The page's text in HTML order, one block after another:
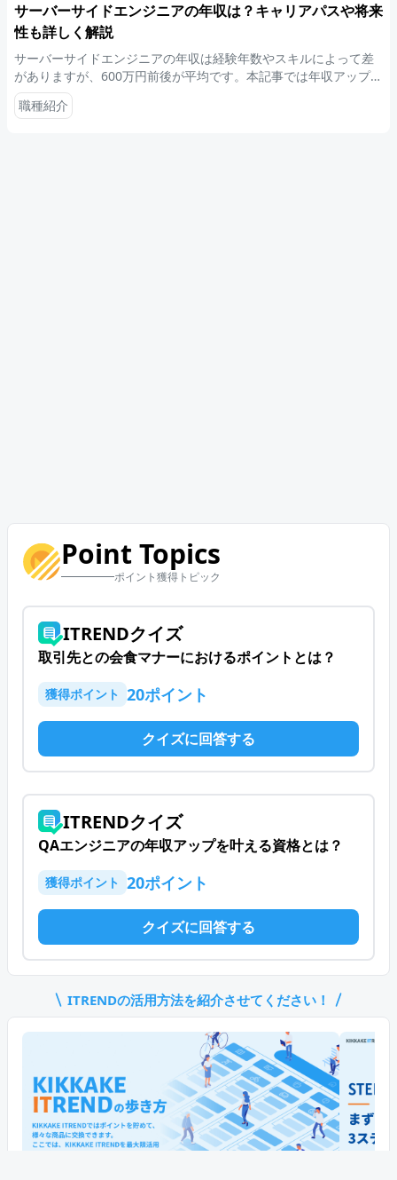
サーバーサイドエンジニアの年収は？キャリアパスや将来
性も詳しく解説
サーバーサイドエンジニアの年収は経験年数やスキルによって差
がありますが、600万円前後が平均です。本記事では年収アップの
方法や必要なスキルなどについて詳しく解説します。
職種紹介
Point Topics
ポイント獲得トピック
ITRENDクイズ
取引先との会食マナーにおけるポイントとは？
獲得ポイント 20ポイント
クイズに回答する
ITRENDクイズ
QAエンジニアの年収アップを叶える資格とは？
獲得ポイント 20ポイント
クイズに回答する
ITRENDの活用方法を紹介させてください！